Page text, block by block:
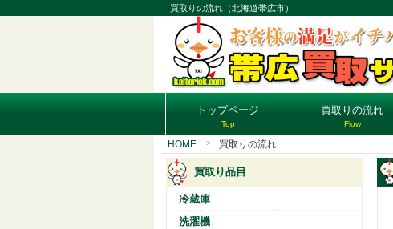
買取りの流れ（北海道帯広市）
トップページ
Top
買取りの流れ
Flow
HOME 買取りの流れ
買取り品目
冷蔵庫
洗濯機